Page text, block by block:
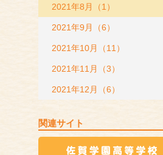
2021年8月（1）
2021年9月（6）
2021年10月（11）
2021年11月（3）
2021年12月（6）
関連サイト